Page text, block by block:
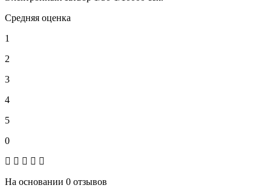
Средняя оценка
1
2
3
4
5
0
На основании 0 отзывов